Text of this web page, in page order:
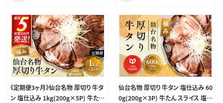
《定期便3ヶ月》仙台名物 厚切り 牛タ
ン 塩仕込み 1kg(200g×5P) 牛たん
仙台名物 厚切り 牛タン 塩仕込み 60
0g(200g×3P) 牛たん スライス 塩